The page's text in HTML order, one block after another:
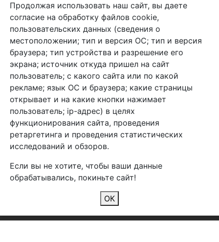
+7 (495) 933-38-08
info@arben-textile.ru- оптовые продажи
Арбен текстиль г. Щелково, пер.
1-й Советский д.25, владение 2.
Мы в соц. сетях
2026 Copyright © Арбен
Продолжая использовать наш сайт, вы даете
согласие на обработку файлов cookie,
пользовательских данных (сведения о
местоположении; тип и версия ОС; тип и версия
браузера; тип устройства и разрешение его
экрана; источник откуда пришел на сайт
пользователь; с какого сайта или по какой
рекламе; язык ОС и браузера; какие страницы
открывает и на какие кнопки нажимает
пользователь; ip-адрес) в целях
функционирования сайта, проведения
ретаргетинга и проведения статистических
исследований и обзоров.
Если вы не хотите, чтобы ваши данные
обрабатывались, покиньте сайт!
ОК